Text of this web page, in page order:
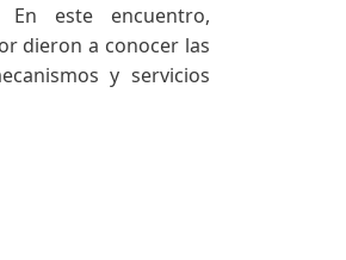
En este encuentro,
dieron a conocer las
y servicios